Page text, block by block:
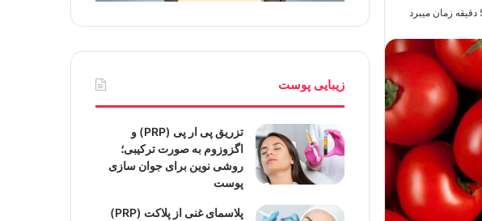
زیبایی پوست
تزریق پی ار پی (PRP) و
اگزوزوم به صورت ترکیبی؛
روشی نوین برای جوان سازی
پوست
پلاسمای غنی از پلاکت (PRP)